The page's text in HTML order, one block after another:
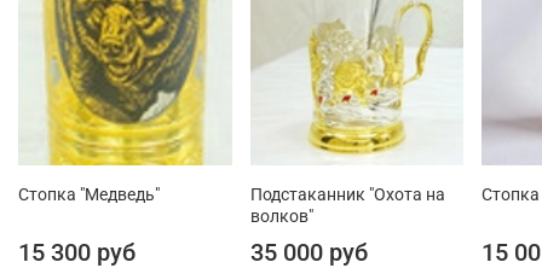
Стопка "Медведь"
15 300 руб
Подстаканник "Охота на
волков"
35 000 руб 15